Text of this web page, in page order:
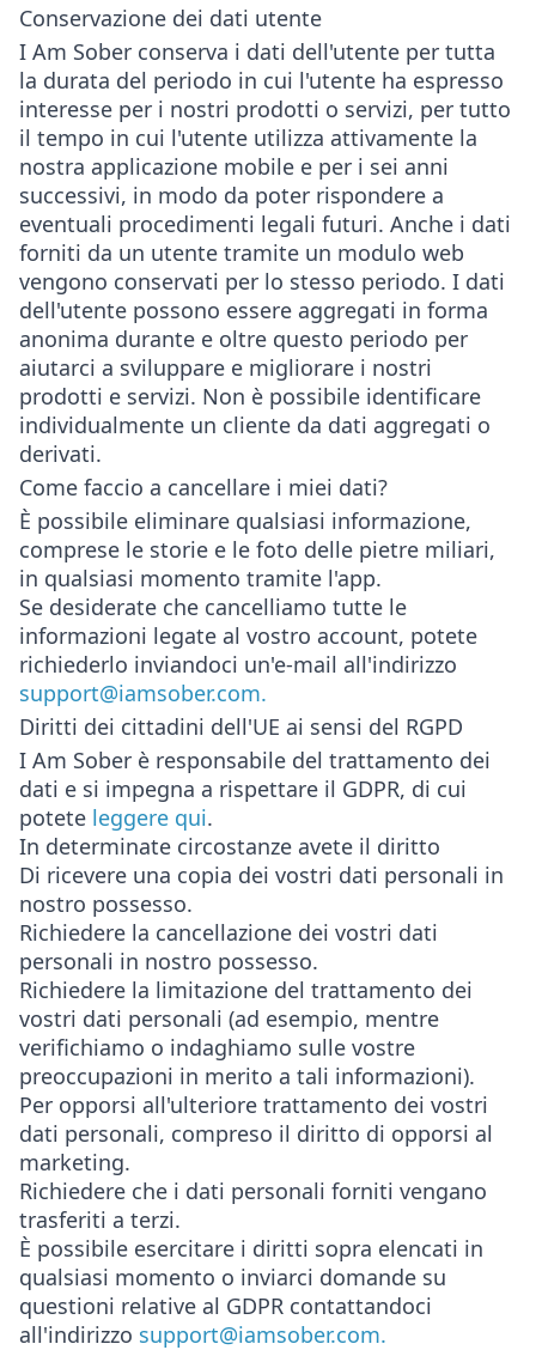
Conservazione dei dati utente
I Am Sober conserva i dati dell'utente per tutta
la durata del periodo in cui l'utente ha espresso
interesse per i nostri prodotti o servizi, per tutto
il tempo in cui l'utente utilizza attivamente la
nostra applicazione mobile e per i sei anni
successivi, in modo da poter rispondere a
eventuali procedimenti legali futuri. Anche i dati
forniti da un utente tramite un modulo web
vengono conservati per lo stesso periodo. I dati
dell'utente possono essere aggregati in forma
anonima durante e oltre questo periodo per
aiutarci a sviluppare e migliorare i nostri
prodotti e servizi. Non è possibile identificare
individualmente un cliente da dati aggregati o
derivati.
Come faccio a cancellare i miei dati?
È possibile eliminare qualsiasi informazione,
comprese le storie e le foto delle pietre miliari,
in qualsiasi momento tramite l'app.
Se desiderate che cancelliamo tutte le
informazioni legate al vostro account, potete
richiederlo inviandoci un'e-mail all'indirizzo
support@iamsober.com.
Diritti dei cittadini dell'UE ai sensi del RGPD
I Am Sober è responsabile del trattamento dei
dati e si impegna a rispettare il GDPR, di cui
potete leggere qui.
In determinate circostanze avete il diritto
Di ricevere una copia dei vostri dati personali in
nostro possesso.
Richiedere la cancellazione dei vostri dati
personali in nostro possesso.
Richiedere la limitazione del trattamento dei
vostri dati personali (ad esempio, mentre
verifichiamo o indaghiamo sulle vostre
preoccupazioni in merito a tali informazioni).
Per opporsi all'ulteriore trattamento dei vostri
dati personali, compreso il diritto di opporsi al
marketing.
Richiedere che i dati personali forniti vengano
trasferiti a terzi.
È possibile esercitare i diritti sopra elencati in
qualsiasi momento o inviarci domande su
questioni relative al GDPR contattandoci
all'indirizzo support@iamsober.com.